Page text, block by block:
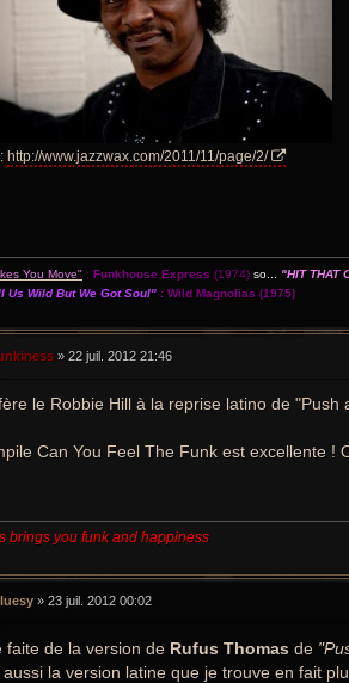
http://www.jazzwax.com/2011/11/page/2/
You Move" : Funkhouse Express (1974) so... "HIT THAT
Us Wild But We Got Soul" : Wild Magnolias (1975)
» 22 juil. 2012 21:46
le Robbie Hill à la reprise latino de
Can You Feel The Funk est excellente !
brings you funk and happiness
» 23 juil. 2012 00:02
faite de la version de Rufus Thomas de
la version latine que je trouve en fait